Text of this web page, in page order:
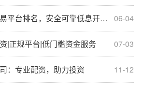
06-04
台排名，安全可靠低息开户指南
07-03
|正规平台|低门槛资金服务
11-12
：专业配资，助力投资